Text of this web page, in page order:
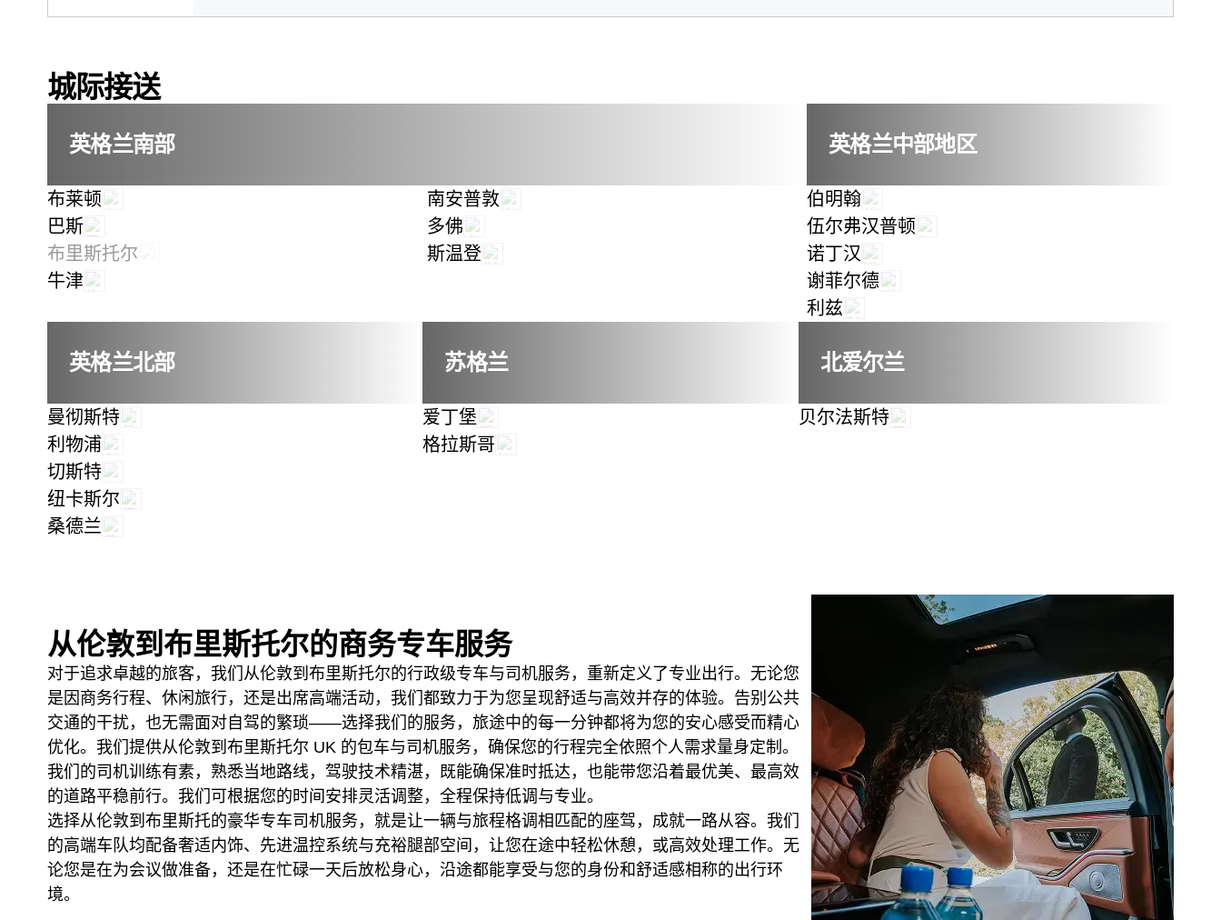
城际接送
英格兰南部
布莱顿
巴斯
布里斯托尔
牛津
南安普敦
多佛
斯温登
英格兰中部地区
伯明翰
伍尔弗汉普顿
诺丁汉
谢菲尔德
利兹
英格兰北部
曼彻斯特
利物浦
切斯特
纽卡斯尔
桑德兰
苏格兰
爱丁堡
格拉斯哥
北爱尔兰
贝尔法斯特
从伦敦到布里斯托尔的商务专车服务
对于追求卓越的旅客，我们从伦敦到布里斯托尔的行政级专车与司机服务，重新定义了专业出行。无论您
是因商务行程、休闲旅行，还是出席高端活动，我们都致力于为您呈现舒适与高效并存的体验。告别公共
交通的干扰，也无需面对自驾的繁琐——选择我们的服务，旅途中的每一分钟都将为您的安心感受而精心
优化。我们提供从伦敦到布里斯托尔 UK 的包车与司机服务，确保您的行程完全依照个人需求量身定制。
我们的司机训练有素，熟悉当地路线，驾驶技术精湛，既能确保准时抵达，也能带您沿着最优美、最高效
的道路平稳前行。我们可根据您的时间安排灵活调整，全程保持低调与专业。
选择从伦敦到布里斯托的豪华专车司机服务，就是让一辆与旅程格调相匹配的座驾，成就一路从容。我们
的高端车队均配备奢适内饰、先进温控系统与充裕腿部空间，让您在途中轻松休憩，或高效处理工作。无
论您是在为会议做准备，还是在忙碌一天后放松身心，沿途都能享受与您的身份和舒适感相称的出行环
境。